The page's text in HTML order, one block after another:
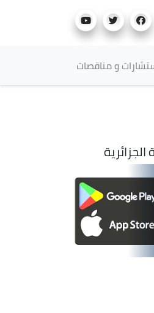
و مناقصات